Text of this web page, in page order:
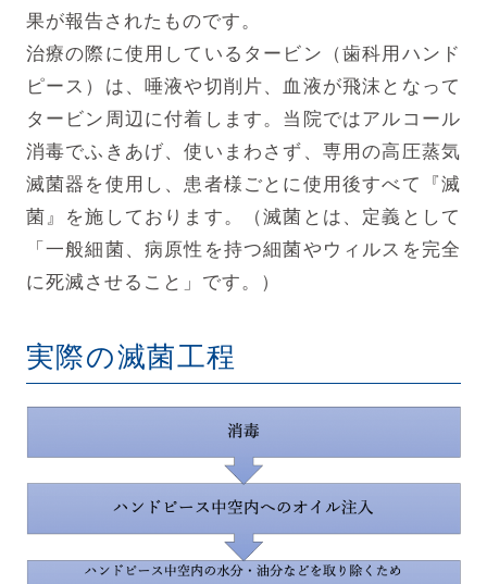
果が報告されたものです。
治療の際に使用しているタービン（歯科用ハンド
ピース）は、唾液や切削片、血液が飛沫となって
タービン周辺に付着します。当院ではアルコール
消毒でふきあげ、使いまわさず、専用の高圧蒸気
滅菌器を使用し、患者様ごとに使用後すべて『滅
菌』を施しております。（滅菌とは、定義として
「一般細菌、病原性を持つ細菌やウィルスを完全
に死滅させること」です。）
実際の滅菌工程